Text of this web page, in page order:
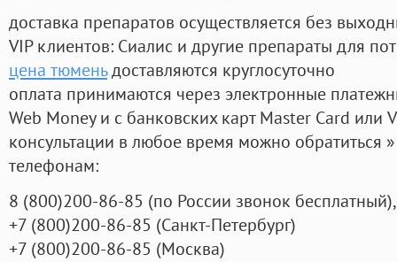
доставка препаратов осуществляется без
VIP клиентов: Сиалис и другие препараты для
цена тюменьдоставляются круглосуточно
оплата принимаются через электронные
Web Money и с банковских карт Master Card или
консультации в любое время можно обратиться
телефонам:
8 (800)200-86-85 (по России звонок бесплатный),
+7 (800)200-86-85 (Санкт-Петербург)
+7 (800)200-86-85 (Москва)